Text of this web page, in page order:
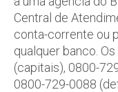
Central de
conta-corrente ou
qualquer banco.
(capitais), 0800-
0800-729-0088